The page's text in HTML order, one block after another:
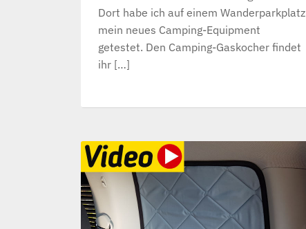
Dort habe ich auf einem Wanderparkplatz
mein neues Camping-Equipment
getestet. Den Camping-Gaskocher findet
ihr […]